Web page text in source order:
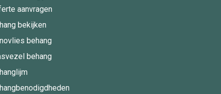
aanvragen
bekijken
behang
behang